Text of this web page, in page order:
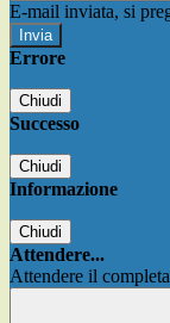
E-mail inviata, si
Errore
Chiudi
Successo
Chiudi
Informazione
Chiudi
Attendere...
Attendere il